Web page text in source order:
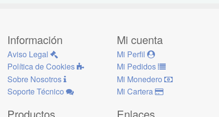
Información
Aviso Legal
Política de Cookies
Sobre Nosotros
Soporte Técnico
Mi cuenta
Mi Perfil
Mi Pedidos
Mi Monedero
Mi Cartera
Productos Enlaces